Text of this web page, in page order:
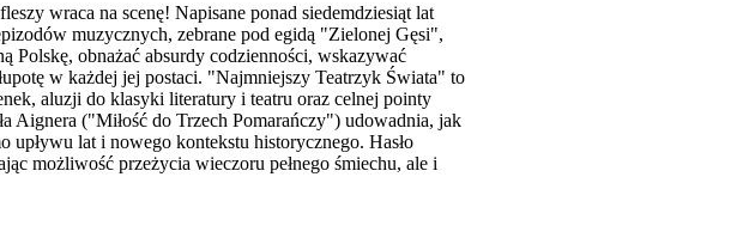
wraca na scenę! Napisane ponad siedemdziesiąt lat
muzycznych, zebrane pod egidą "Zielonej Gęsi",
Polskę, obnażać absurdy codzienności, wskazywać
w każdej jej postaci. "Najmniejszy Teatrzyk Świata" to
aluzji do klasyki literatury i teatru oraz celnej pointy
Aignera ("Miłość do Trzech Pomarańczy") udowadnia, jak
upływu lat i nowego kontekstu historycznego. Hasło
możliwość przeżycia wieczoru pełnego śmiechu, ale i